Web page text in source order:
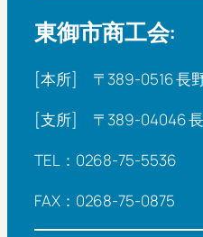
東御市商工会:
[本所] 〒389-0516 長
[支所] 〒389-04046
TEL：0268-75-5536
FAX：0268-75-0875